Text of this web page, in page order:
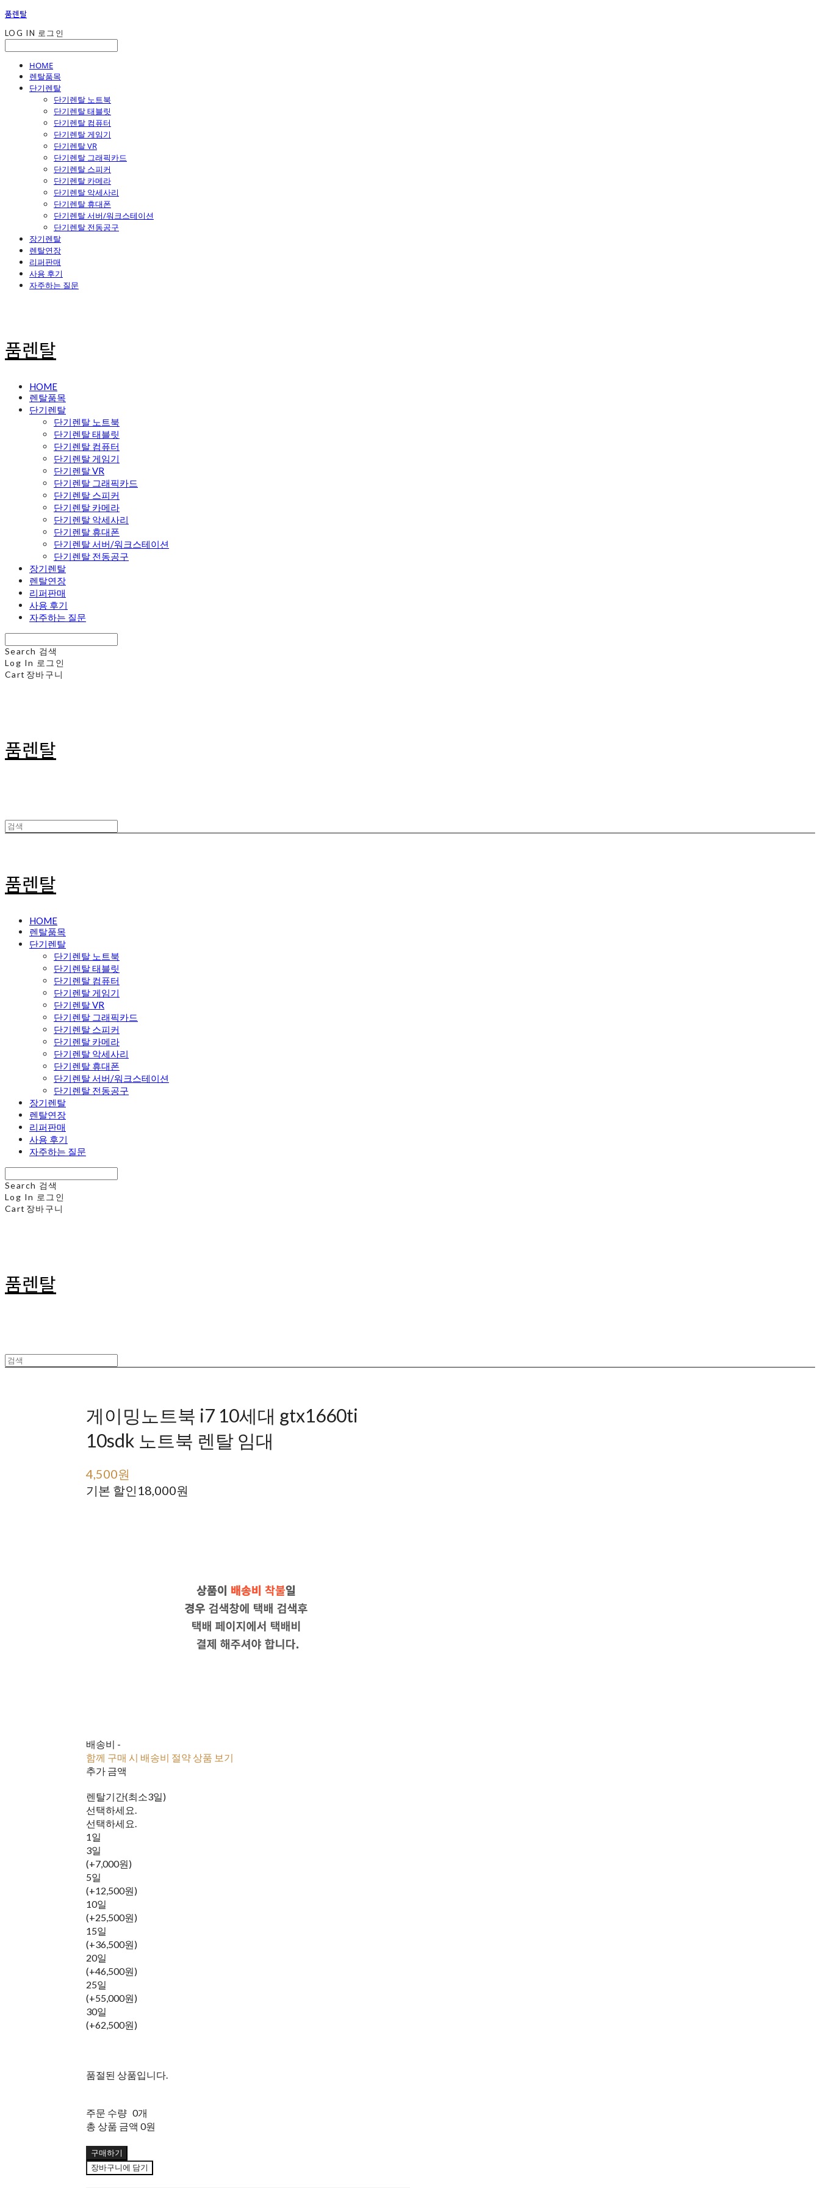
품렌탈
LOG IN 로그인
HOME
렌탈품목
단기렌탈
단기렌탈 노트북
단기렌탈 태블릿
단기렌탈 컴퓨터
단기렌탈 게임기
단기렌탈 VR
단기렌탈 그래픽카드
단기렌탈 스피커
단기렌탈 카메라
단기렌탈 악세사리
단기렌탈 휴대폰
단기렌탈 서버/워크스테이션
단기렌탈 전동공구
장기렌탈
렌탈연장
리퍼판매
사용 후기
자주하는 질문
품렌탈
HOME
렌탈품목
단기렌탈
단기렌탈 노트북
단기렌탈 태블릿
단기렌탈 컴퓨터
단기렌탈 게임기
단기렌탈 VR
단기렌탈 그래픽카드
단기렌탈 스피커
단기렌탈 카메라
단기렌탈 악세사리
단기렌탈 휴대폰
단기렌탈 서버/워크스테이션
단기렌탈 전동공구
장기렌탈
렌탈연장
리퍼판매
사용 후기
자주하는 질문
Search 검색
Log In 로그인
Cart 장바구니
품렌탈
품렌탈
HOME
렌탈품목
단기렌탈
단기렌탈 노트북
단기렌탈 태블릿
단기렌탈 컴퓨터
단기렌탈 게임기
단기렌탈 VR
단기렌탈 그래픽카드
단기렌탈 스피커
단기렌탈 카메라
단기렌탈 악세사리
단기렌탈 휴대폰
단기렌탈 서버/워크스테이션
단기렌탈 전동공구
장기렌탈
렌탈연장
리퍼판매
사용 후기
자주하는 질문
Search 검색
Log In 로그인
Cart 장바구니
품렌탈
게이밍노트북 i7 10세대 gtx1660ti
10sdk 노트북 렌탈 임대
4,500원
기본 할인 18,000원
배송비 -
함께 구매 시 배송비 절약 상품 보기
추가 금액
렌탈기간(최소3일)
선택하세요.
선택하세요.
1일
3일
(+7,000원)
5일
(+12,500원)
10일
(+25,500원)
15일
(+36,500원)
20일
(+46,500원)
25일
(+55,000원)
30일
(+62,500원)
품절된 상품입니다.
주문 수량 0개
총 상품 금액 0원
구매하기
장바구니에 담기